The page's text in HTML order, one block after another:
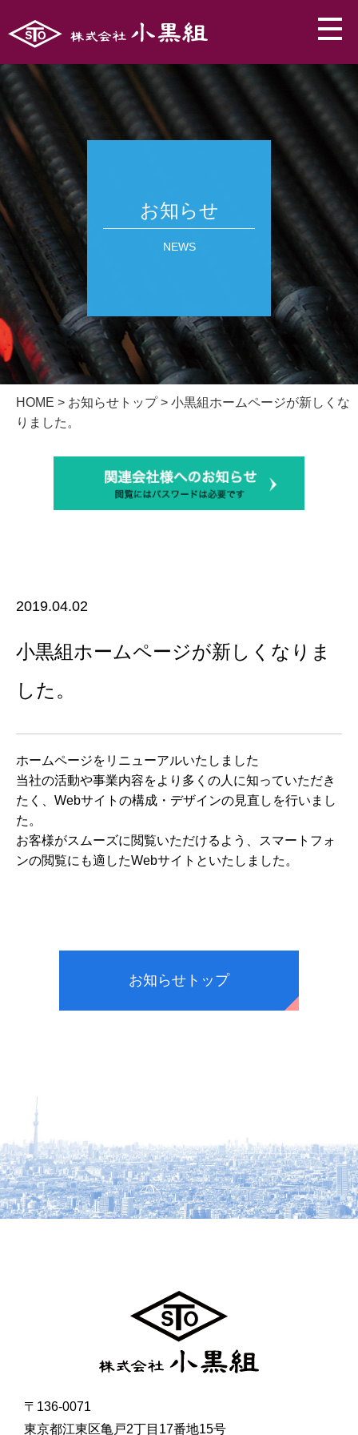
お知らせ
NEWS
HOME > お知らせトップ> 小黒組ホームページが新しくな
りました。
2019.04.02
小黒組ホームページが新しくなりま
した。
ホームページをリニューアルいたしました
当社の活動や事業内容をより多くの人に知っていただき
たく、Webサイトの構成・デザインの見直しを行いまし
た。
お客様がスムーズに閲覧いただけるよう、スマートフォ
ンの閲覧にも適したWebサイトといたしました。
お知らせトップ
〒136-0071
東京都江東区亀戸2丁目17番地15号